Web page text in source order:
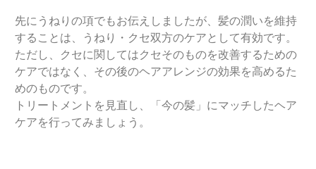
先にうねりの項でもお伝えしましたが、髪の潤いを維持
することは、うねり・クセ双方のケアとして有効です。
ただし、クセに関してはクセそのものを改善するための
ケアではなく、その後のヘアアレンジの効果を高めるた
めのものです。
トリートメントを見直し、「今の髪」にマッチしたヘア
ケアを行ってみましょう。